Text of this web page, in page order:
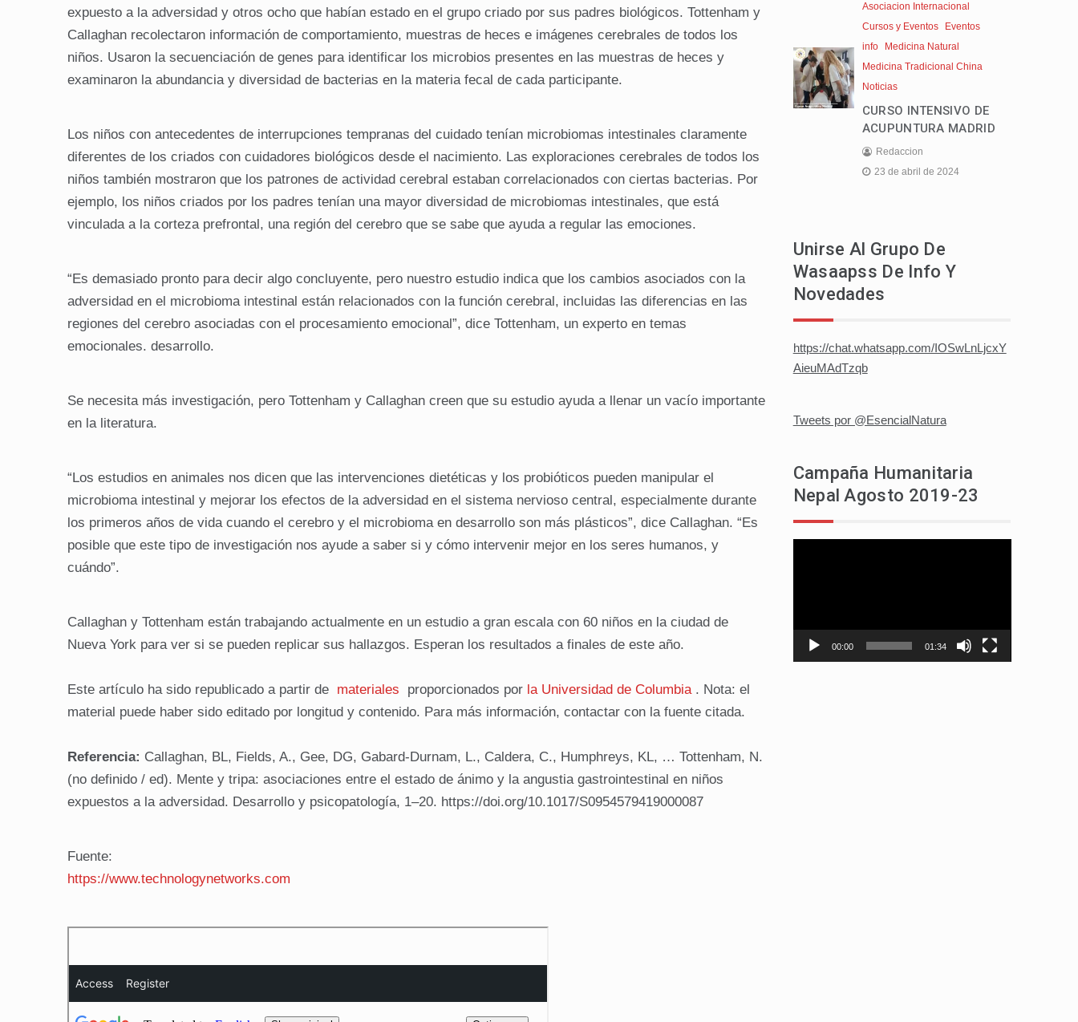
expuesto a la adversidad y otros ocho que habían estado en el grupo criado por sus padres biológicos. Tottenham y
Callaghan recolectaron información de comportamiento, muestras de heces e imágenes cerebrales de todos los
niños. Usaron la secuenciación de genes para identificar los microbios presentes en las muestras de heces y
examinaron la abundancia y diversidad de bacterias en la materia fecal de cada participante.
Los niños con antecedentes de interrupciones tempranas del cuidado tenían microbiomas intestinales claramente
diferentes de los criados con cuidadores biológicos desde el nacimiento. Las exploraciones cerebrales de todos los
niños también mostraron que los patrones de actividad cerebral estaban correlacionados con ciertas bacterias. Por
ejemplo, los niños criados por los padres tenían una mayor diversidad de microbiomas intestinales, que está
vinculada a la corteza prefrontal, una región del cerebro que se sabe que ayuda a regular las emociones.
“Es demasiado pronto para decir algo concluyente, pero nuestro estudio indica que los cambios asociados con la
adversidad en el microbioma intestinal están relacionados con la función cerebral, incluidas las diferencias en las
regiones del cerebro asociadas con el procesamiento emocional”, dice Tottenham, un experto en temas
emocionales. desarrollo.
Se necesita más investigación, pero Tottenham y Callaghan creen que su estudio ayuda a llenar un vacío importante
en la literatura.
“Los estudios en animales nos dicen que las intervenciones dietéticas y los probióticos pueden manipular el
microbioma intestinal y mejorar los efectos de la adversidad en el sistema nervioso central, especialmente durante
los primeros años de vida cuando el cerebro y el microbioma en desarrollo son más plásticos”, dice Callaghan. “Es
posible que este tipo de investigación nos ayude a saber si y cómo intervenir mejor en los seres humanos, y
cuándo”.
Callaghan y Tottenham están trabajando actualmente en un estudio a gran escala con 60 niños en la ciudad de
Nueva York para ver si se pueden replicar sus hallazgos. Esperan los resultados a finales de este año.
Este artículo ha sido republicado a partir de materiales proporcionados por la Universidad de Columbia. Nota: el
material puede haber sido editado por longitud y contenido. Para más información, contactar con la fuente citada.
Referencia: Callaghan, BL, Fields, A., Gee, DG, Gabard-Durnam, L., Caldera, C., Humphreys, KL, … Tottenham, N.
(no definido / ed). Mente y tripa: asociaciones entre el estado de ánimo y la angustia gastrointestinal en niños
expuestos a la adversidad. Desarrollo y psicopatología, 1–20. https://doi.org/10.1017/S0954579419000087
Fuente:
https://www.technologynetworks.com
Asociacion Internacional
Cursos y Eventos
Eventos
info
Medicina Natural
Medicina Tradicional China
Noticias
CURSO INTENSIVO DE
ACUPUNTURA MADRID
Redaccion
23 de abril de 2024
Unirse Al Grupo De
Wasaapss De Info Y
Novedades
https://chat.whatsapp.com/IOSwLnLjcxY
AieuMAdTzqb
Tweets por @EsencialNatura
Campaña Humanitaria
Nepal Agosto 2019-23
00:00 01:34